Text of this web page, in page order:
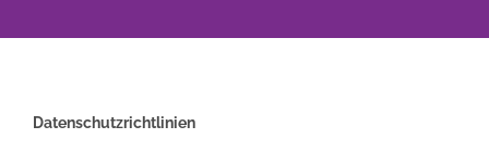
Datenschutzrichtlinien